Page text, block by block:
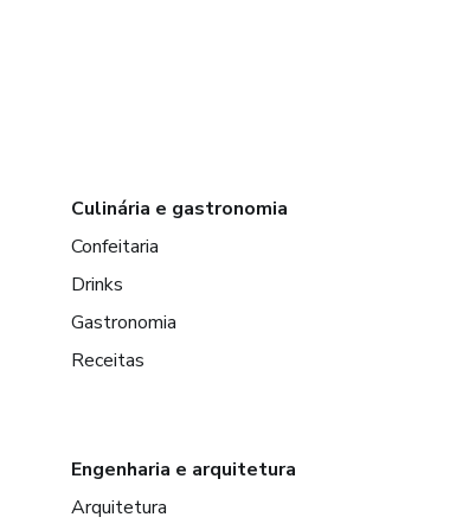
Culinária e gastronomia
Confeitaria
Drinks
Gastronomia
Receitas
Engenharia e arquitetura
Arquitetura